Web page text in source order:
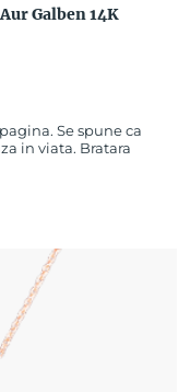
Galben 14K
Se spune ca
in viata. Bratara